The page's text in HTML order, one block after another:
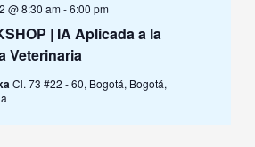
| IA Aplicada a la
Veterinaria
@ 8:30 am-6:00 pm
Cl. 73 #22 - 60, Bogotá, Bogotá,